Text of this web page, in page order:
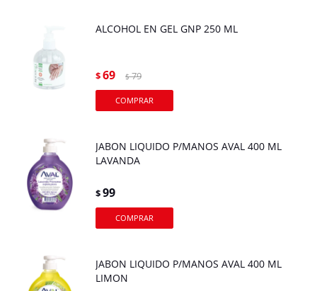
ALCOHOL EN GEL GNP 250 ML
$69 $ 79
JABON LIQUIDO P/MANOS AVAL 400 ML
LAVANDA
$99
JABON LIQUIDO P/MANOS AVAL 400 ML
LIMON